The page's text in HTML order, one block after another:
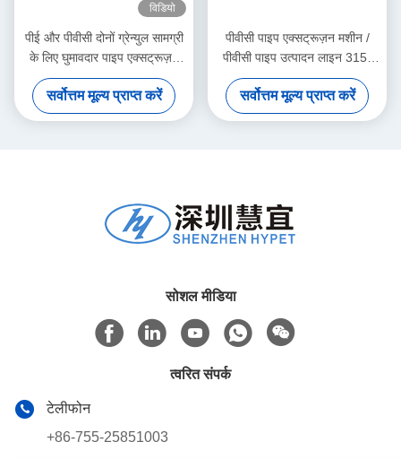
विडियो
पीई और पीवीसी दोनों ग्रेन्युल सामग्री
के लिए घुमावदार पाइप एक्सट्रूज़न
मशीन
सर्वोत्तम मूल्य प्राप्त करें
पीवीसी पाइप एक्सट्रूज़न मशीन /
पीवीसी पाइप उत्पादन लाइन 315-
630
सर्वोत्तम मूल्य प्राप्त करें
सोशल मीडिया
त्वरित संपर्क
टेलीफोन
+86-755-25851003